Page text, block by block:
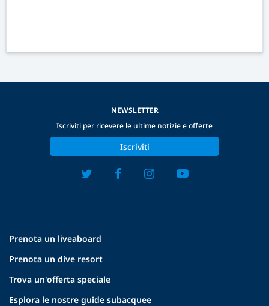
Prenota un liveaboard
Prenota un dive resort
Trova un'offerta speciale
Esplora le nostre guide subacquee
NEWSLETTER
Iscriviti per ricevere le ultime notizie e offerte
Iscriviti